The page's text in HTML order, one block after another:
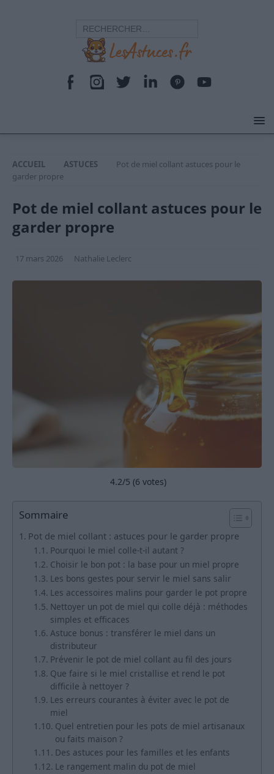
ACCUEIL ASTUCES
Pot de miel collant astuces pour le
garder propre
Pot de miel collant astuces pour le
garder propre
17 mars 2026 Nathalie Leclerc
4.2/5 (6 votes)
Sommaire
Pot de miel collant : astuces pour le garder propre
Pourquoi le miel colle-t-il autant ?
Choisir le bon pot : la base pour un miel propre
Les bons gestes pour servir le miel sans salir
Les accessoires malins pour garder le pot propre
Nettoyer un pot de miel qui colle déjà : méthodes
simples et efficaces
Astuce bonus : transférer le miel dans un
distributeur
Prévenir le pot de miel collant au fil des jours
Que faire si le miel cristallise et rend le pot
difficile à nettoyer ?
Les erreurs courantes à éviter avec le pot de
miel
Quel entretien pour les pots de miel artisanaux
ou faits maison ?
Des astuces pour les familles et les enfants
Le rangement malin du pot de miel